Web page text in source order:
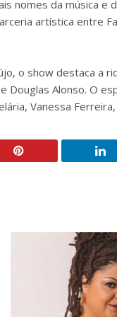
nomes da música e
artística entre
o show destaca a
Douglas Alonso. O
Vanessa